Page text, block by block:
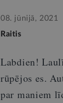
08. jūnijā, 2021
Raitis
Labdien!
rūpējos es.
par maniem